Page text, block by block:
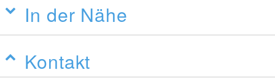
In der Nähe
Kontakt